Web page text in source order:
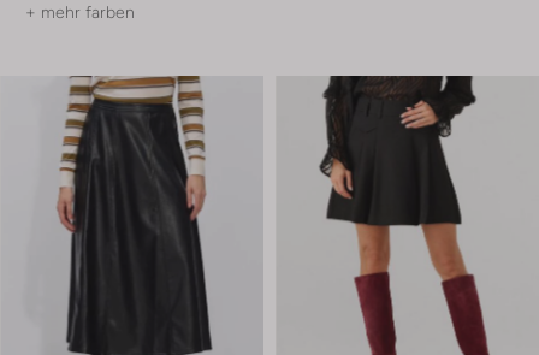
+ mehr farben